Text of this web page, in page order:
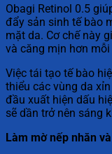
Obagi Retinol 0.5
đẩy sản sinh tế bào
mặt da. Cơ chế này
và căng mịn hơn mỗi
Việc tái tạo tế bào
thiểu các vùng da
đầu xuất hiện dấu
sẽ dần trở nên sáng
Làm mờ nếp nhăn